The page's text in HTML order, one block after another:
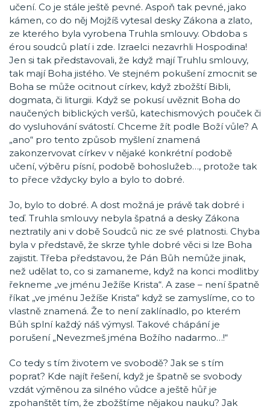
učení. Co je stále ještě pevné. Aspoň tak pevné, jako
kámen, co do něj Mojžíš vytesal desky Zákona a zlato,
ze kterého byla vyrobena Truhla smlouvy. Obdoba s
érou soudců platí i zde. Izraelci nezavrhli Hospodina!
Jen si tak představovali, že když mají Truhlu smlouvy,
tak mají Boha jistého. Ve stejném pokušení zmocnit se
Boha se může ocitnout církev, když zbožští Bibli,
dogmata, či liturgii. Když se pokusí uvěznit Boha do
naučených biblických veršů, katechismových pouček či
do vysluhování svátostí. Chceme žít podle Boží vůle? A
„ano“ pro tento způsob myšlení znamená
zakonzervovat církev v nějaké konkrétní podobě
učení, výběru písní, podobě bohoslužeb…, protože tak
to přece vždycky bylo a bylo to dobré.
Jo, bylo to dobré. A dost možná je právě tak dobré i
teď. Truhla smlouvy nebyla špatná a desky Zákona
neztratily ani v době Soudců nic ze své platnosti. Chyba
byla v představě, že skrze tyhle dobré věci si lze Boha
zajistit. Třeba představou, že Pán Bůh nemůže jinak,
než udělat to, co si zamaneme, když na konci modlitby
řekneme „ve jménu Ježíše Krista“. A zase – není špatně
říkat „ve jménu Ježíše Krista“ když se zamyslíme, co to
vlastně znamená. Že to není zaklínadlo, po kterém
Bůh splní každý náš výmysl. Takové chápání je
porušení „Nevezmeš jména Božího nadarmo…!“
Co tedy s tím životem ve svobodě? Jak se s tím
poprat? Kde najít řešení, když je špatně se svobody
vzdát výměnou za silného vůdce a ještě hůř je
zpohanštět tím, že zbožštíme nějakou nauku? Jak